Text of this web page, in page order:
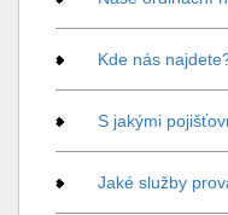
Kde nás
S jakými
Jaké služby